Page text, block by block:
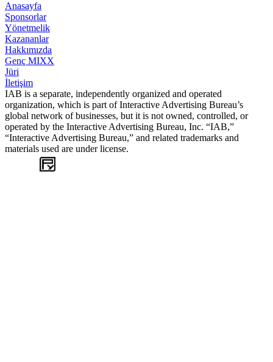
Anasayfa
Sponsorlar
Yönetmelik
Kazananlar
Hakkımızda
Genç MIXX
Jüri
İletişim
IAB is a separate, independently organized and operated
organization, which is part of Interactive Advertising Bureau’s
global network of businesses, but it is not owned, controlled, or
operated by the Interactive Advertising Bureau, Inc. “IAB,”
“Interactive Advertising Bureau,” and related trademarks and
materials used are under license.